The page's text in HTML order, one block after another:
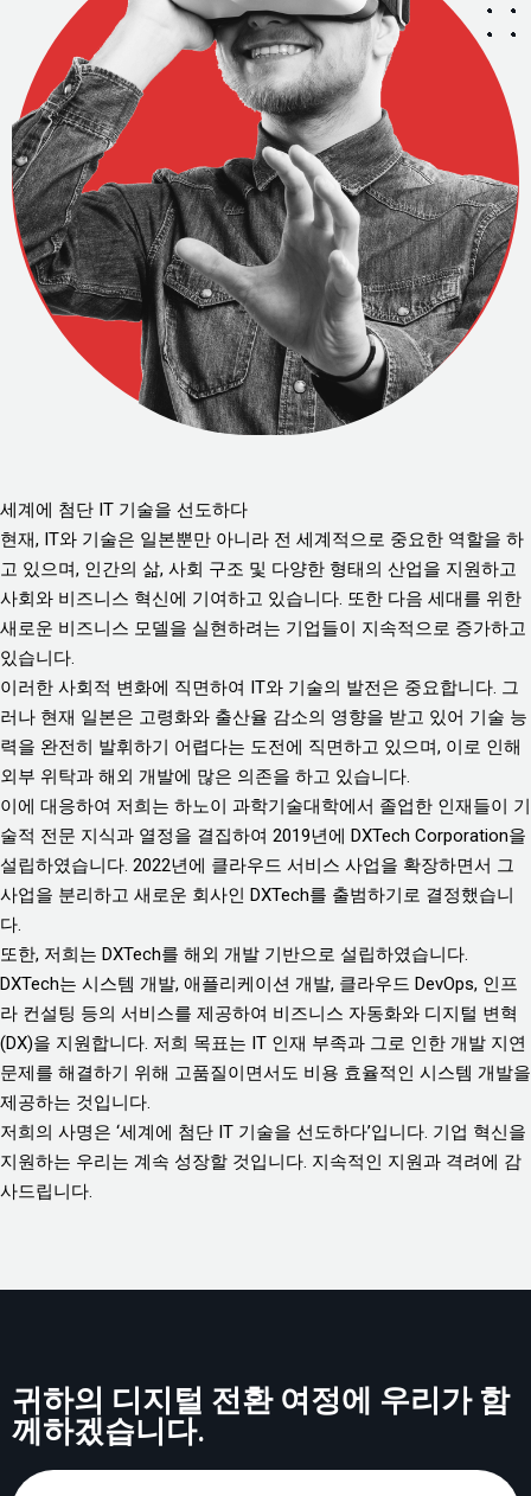
세계에 첨단 IT 기술을 선도하다
현재, IT와 기술은 일본뿐만 아니라 전 세계적으로 중요한 역할을 하
고 있으며, 인간의 삶, 사회 구조 및 다양한 형태의 산업을 지원하고
사회와 비즈니스 혁신에 기여하고 있습니다. 또한 다음 세대를 위한
새로운 비즈니스 모델을 실현하려는 기업들이 지속적으로 증가하고
있습니다.
이러한 사회적 변화에 직면하여 IT와 기술의 발전은 중요합니다. 그
러나 현재 일본은 고령화와 출산율 감소의 영향을 받고 있어 기술 능
력을 완전히 발휘하기 어렵다는 도전에 직면하고 있으며, 이로 인해
외부 위탁과 해외 개발에 많은 의존을 하고 있습니다.
이에 대응하여 저희는 하노이 과학기술대학에서 졸업한 인재들이 기
술적 전문 지식과 열정을 결집하여 2019년에 DXTech Corporation을
설립하였습니다. 2022년에 클라우드 서비스 사업을 확장하면서 그
사업을 분리하고 새로운 회사인 DXTech를 출범하기로 결정했습니
다.
또한, 저희는 DXTech를 해외 개발 기반으로 설립하였습니다.
DXTech는 시스템 개발, 애플리케이션 개발, 클라우드 DevOps, 인프
라 컨설팅 등의 서비스를 제공하여 비즈니스 자동화와 디지털 변혁
(DX)을 지원합니다. 저희 목표는 IT 인재 부족과 그로 인한 개발 지연
문제를 해결하기 위해 고품질이면서도 비용 효율적인 시스템 개발을
제공하는 것입니다.
저희의 사명은 ‘세계에 첨단 IT 기술을 선도하다’입니다. 기업 혁신을
지원하는 우리는 계속 성장할 것입니다. 지속적인 지원과 격려에 감
사드립니다.
귀하의 디지털 전환 여정에 우리가 함
께하겠습니다.